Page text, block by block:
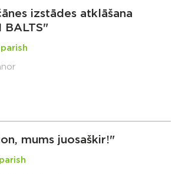
izstādes atklāšana
BALTS"
mums juosaškir!"